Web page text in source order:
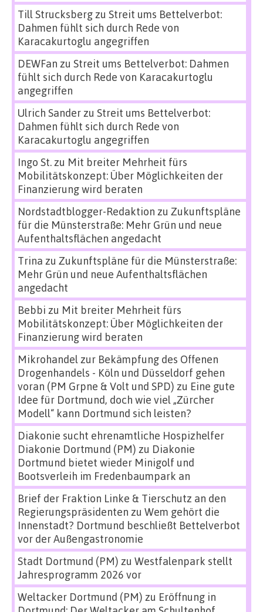
Till Strucksbergzu Streit ums Bettelverbot:
Dahmen fühlt sich durch Rede von
Karacakurtoglu angegriffen
DEWFan zu Streit ums Bettelverbot: Dahmen
fühlt sich durch Rede von Karacakurtoglu
angegriffen
Ulrich Sanderzu Streit ums Bettelverbot:
Dahmen fühlt sich durch Rede von
Karacakurtoglu angegriffen
Ingo St.zu Mit breiter Mehrheit fürs
Mobilitätskonzept: Über Möglichkeiten der
Finanzierung wird beraten
Nordstadtblogger-Redaktion zu Zukunftspläne
für die Münsterstraße: Mehr Grün und neue
Aufenthaltsflächen angedacht
Trina zu Zukunftspläne für die Münsterstraße:
Mehr Grün und neue Aufenthaltsflächen
angedacht
Bebbi zu Mit breiter Mehrheit fürs
Mobilitätskonzept: Über Möglichkeiten der
Finanzierung wird beraten
Mikrohandel zur Bekämpfung des Offenen
Drogenhandels - Köln und Düsseldorf gehen
voran (PM Grpne & Volt und SPD) zu Eine gute
Idee für Dortmund, doch wie viel „Zürcher
Modell“ kann Dortmund sich leisten?
Diakonie sucht ehrenamtliche Hospizhelfer
Diakonie Dortmund (PM) zu Diakonie
Dortmund bietet wieder Minigolf und
Bootsverleih im Fredenbaumpark an
Brief der Fraktion Linke & Tierschutz an den
Regierungspräsidenten zu Wem gehört die
Innenstadt? Dortmund beschließt Bettelverbot
vor der Außengastronomie
Stadt Dortmund (PM) zu Westfalenpark stellt
Jahresprogramm 2026 vor
Weltacker Dortmund (PM) zu Eröffnung in